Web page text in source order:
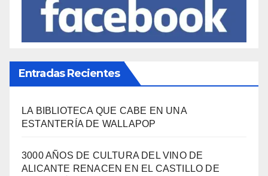
Entradas Recientes
LA BIBLIOTECA QUE CABE EN UNA
ESTANTERÍA DE WALLAPOP
3000 AÑOS DE CULTURA DEL VINO DE
ALICANTE RENACEN EN EL CASTILLO DE